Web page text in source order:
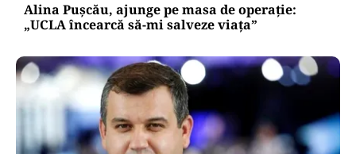
Alina Pușcău, ajunge pe masa de operație:
„UCLA încearcă să-mi salveze viața”